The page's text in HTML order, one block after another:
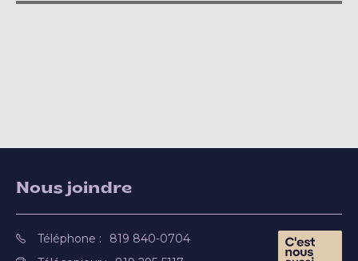
Nous joindre
Téléphone :
819 840-0704